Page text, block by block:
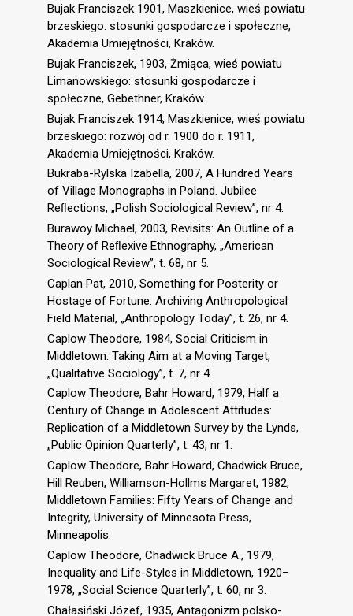
Bujak Franciszek 1901, Maszkienice, wieś powiatu
brzeskiego: stosunki gospodarcze i społeczne,
Akademia Umiejętności, Kraków.
Bujak Franciszek, 1903, Żmiąca, wieś powiatu
Limanowskiego: stosunki gospodarcze i
społeczne, Gebethner, Kraków.
Bujak Franciszek 1914, Maszkienice, wieś powiatu
brzeskiego: rozwój od r. 1900 do r. 1911,
Akademia Umiejętności, Kraków.
Bukraba-Rylska Izabella, 2007, A Hundred Years
of Village Monographs in Poland. Jubilee
Reﬂections, „Polish Sociological Review”, nr 4.
Burawoy Michael, 2003, Revisits: An Outline of a
Theory of Reﬂexive Ethnography, „American
Sociological Review”, t. 68, nr 5.
Caplan Pat, 2010, Something for Posterity or
Hostage of Fortune: Archiving Anthropological
Field Material, „Anthropology Today”, t. 26, nr 4.
Caplow Theodore, 1984, Social Criticism in
Middletown: Taking Aim at a Moving Target,
„Qualitative Sociology”, t. 7, nr 4.
Caplow Theodore, Bahr Howard, 1979, Half a
Century of Change in Adolescent Attitudes:
Replication of a Middletown Survey by the Lynds,
„Public Opinion Quarterly”, t. 43, nr 1.
Caplow Theodore, Bahr Howard, Chadwick Bruce,
Hill Reuben, Williamson-Hollms Margaret, 1982,
Middletown Families: Fifty Years of Change and
Integrity, University of Minnesota Press,
Minneapolis.
Caplow Theodore, Chadwick Bruce A., 1979,
Inequality and Life-Styles in Middletown, 1920–
1978, „Social Science Quarterly”, t. 60, nr 3.
Chałasiński Józef, 1935, Antagonizm polsko-